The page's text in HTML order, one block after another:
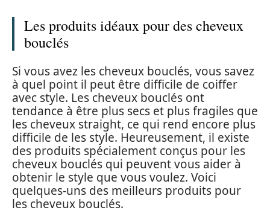
Les produits idéaux pour des cheveux
bouclés
Si vous avez les cheveux bouclés, vous savez
à quel point il peut être difficile de coiffer
avec style. Les cheveux bouclés ont
tendance à être plus secs et plus fragiles que
les cheveux straight, ce qui rend encore plus
difficile de les style. Heureusement, il existe
des produits spécialement conçus pour les
cheveux bouclés qui peuvent vous aider à
obtenir le style que vous voulez. Voici
quelques-uns des meilleurs produits pour
les cheveux bouclés.